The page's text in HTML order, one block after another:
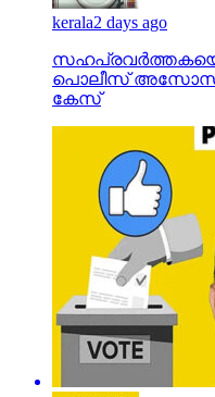
kerala2 days ago
സഹപ്രവര്‍ത്തകയെ
പൊലീസ്
കേസ്